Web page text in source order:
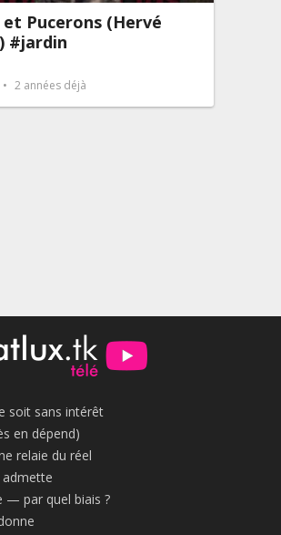
Pucerons (Hervé
#jardin
2 années déjà
soit sans intérêt
en dépend)
relaie du réel
admette
— par quel biais ?